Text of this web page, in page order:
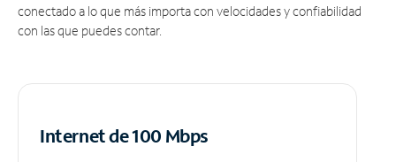
conectado a lo que más importa con velocidades y confiabilidad
con las que puedes contar.
Internet de 100 Mbps